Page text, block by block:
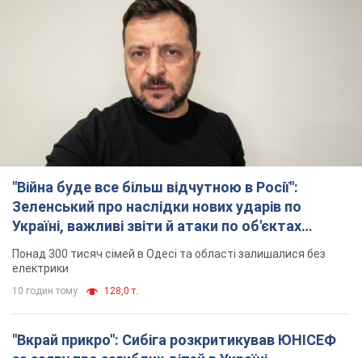
"Війна буде все більш відчутною в Росії":
Зеленський про наслідки нових ударів по
Україні, важливі звіти й атаки по об'єктах
ворога. Відео
Понад 300 тисяч сімей в Одесі та області залишалися без
електрики
10 годин тому 128,0 т.
"Вкрай прикро": Сибіга розкритикував ЮНІСЕФ